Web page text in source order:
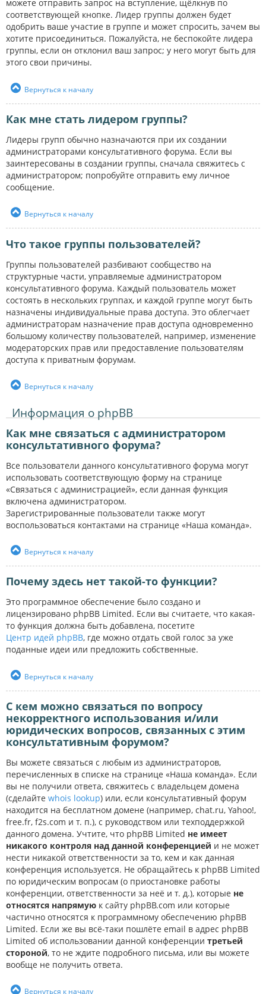
можете отправить запрос на вступление, щёлкнув по
соответствующей кнопке. Лидер группы должен будет
одобрить ваше участие в группе и может спросить, зачем вы
хотите присоединиться. Пожалуйста, не беспокойте лидера
группы, если он отклонил ваш запрос; у него могут быть для
этого свои причины.
Вернуться к началу
Как мне стать лидером группы?
Лидеры групп обычно назначаются при их создании
администраторами консультативного форума. Если вы
заинтересованы в создании группы, сначала свяжитесь с
администратором; попробуйте отправить ему личное
сообщение.
Вернуться к началу
Что такое группы пользователей?
Группы пользователей разбивают сообщество на
структурные части, управляемые администратором
консультативного форума. Каждый пользователь может
состоять в нескольких группах, и каждой группе могут быть
назначены индивидуальные права доступа. Это облегчает
администраторам назначение прав доступа одновременно
большому количеству пользователей, например, изменение
модераторских прав или предоставление пользователям
доступа к приватным форумам.
Вернуться к началу
Информация о phpBB
Как мне связаться с администратором
консультативного форума?
Все пользователи данного консультативного форума могут
использовать соответствующую форму на странице
«Связаться с администрацией», если данная функция
включена администратором.
Зарегистрированные пользователи также могут
воспользоваться контактами на странице «Наша команда».
Вернуться к началу
Почему здесь нет такой-то функции?
Это программное обеспечение было создано и
лицензировано phpBB Limited. Если вы считаете, что какая-
то функция должна быть добавлена, посетите
Центр идей phpBB, где можно отдать свой голос за уже
поданные идеи или предложить собственные.
Вернуться к началу
С кем можно связаться по вопросу
некорректного использования и/или
юридических вопросов, связанных с этим
консультативным форумом?
Вы можете связаться с любым из администраторов,
перечисленных в списке на странице «Наша команда». Если
вы не получили ответа, свяжитесь с владельцем домена
(сделайте whois lookup) или, если консультативный форум
находится на бесплатном домене (например, chat.ru, Yahoo!,
free.fr, f2s.com и т. п.), с руководством или техподдержкой
данного домена. Учтите, что phpBB Limited не имеет
никакого контроля над данной конференцией и не может
нести никакой ответственности за то, кем и как данная
конференция используется. Не обращайтесь к phpBB Limited
по юридическим вопросам (о приостановке работы
конференции, ответственности за неё и т. д.), которые не
относятся напрямую к сайту phpBB.com или которые
частично относятся к программному обеспечению phpBB
Limited. Если же вы всё-таки пошлёте email в адрес phpBB
Limited об использовании данной конференции третьей
стороной, то не ждите подробного письма, или вы можете
вообще не получить ответа.
Вернуться к началу